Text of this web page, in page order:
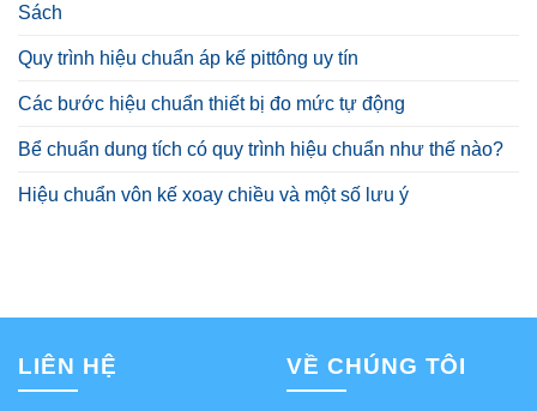
Sách
Quy trình hiệu chuẩn áp kế pittông uy tín
Các bước hiệu chuẩn thiết bị đo mức tự động
Bể chuẩn dung tích có quy trình hiệu chuẩn như thế nào?
Hiệu chuẩn vôn kế xoay chiều và một số lưu ý
LIÊN HỆ VỀ CHÚNG TÔI